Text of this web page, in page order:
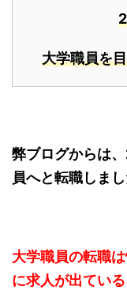
大学職員を
弊ブログからは
員へと転職しまし
大学職員の転職
に求人が出てい